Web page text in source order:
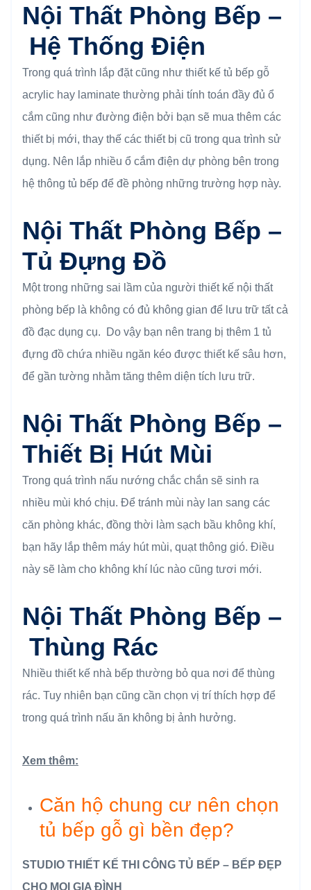
Nội Thất Phòng Bếp –
Hệ Thống Điện
Trong quá trình lắp đặt cũng như thiết kế tủ bếp gỗ
acrylic hay laminate thường phải tính toán đầy đủ ổ
cắm cũng như đường điện bởi bạn sẽ mua thêm các
thiết bị mới, thay thế các thiết bị cũ trong qua trình sử
dụng. Nên lắp nhiều ổ cắm điện dự phòng bên trong
hệ thông tủ bếp để đề phòng những trường hợp này.
Nội Thất Phòng Bếp –
Tủ Đựng Đồ
Một trong những sai lầm của người thiết kế nội thất
phòng bếp là không có đủ không gian để lưu trữ tất cả
đồ đạc dụng cụ. Do vậy bạn nên trang bị thêm 1 tủ
đựng đồ chứa nhiều ngăn kéo được thiết kế sâu hơn,
để gần tường nhằm tăng thêm diện tích lưu trữ.
Nội Thất Phòng Bếp –
Thiết Bị Hút Mùi
Trong quá trình nấu nướng chắc chắn sẽ sinh ra
nhiều mùi khó chịu. Để tránh mùi này lan sang các
căn phòng khác, đồng thời làm sạch bầu không khí,
bạn hãy lắp thêm máy hút mùi, quạt thông gió. Điều
này sẽ làm cho không khí lúc nào cũng tươi mới.
Nội Thất Phòng Bếp –
Thùng Rác
Nhiều thiết kế nhà bếp thường bỏ qua nơi để thùng
rác. Tuy nhiên bạn cũng cần chọn vị trí thích hợp để
trong quá trình nấu ăn không bị ảnh hưởng.
Xem thêm:
Căn hộ chung cư nên chọn
tủ bếp gỗ gì bền đẹp?
STUDIO THIẾT KẾ THI CÔNG TỦ BẾP – BẾP ĐẸP
CHO MỌI GIA ĐÌNH